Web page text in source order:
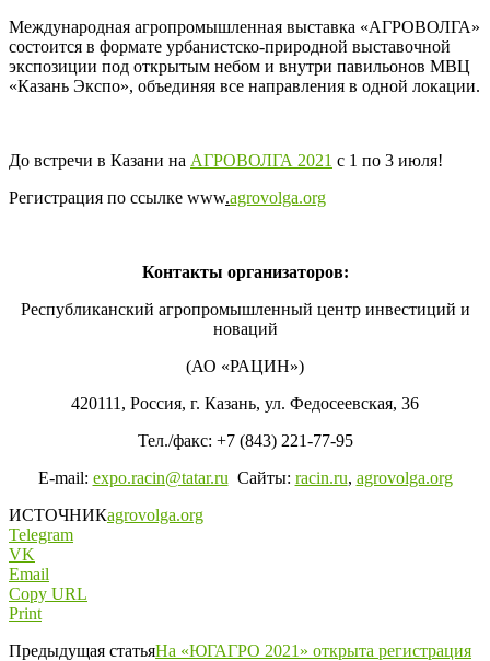
Международная агропромышленная выставка «АГРОВОЛГА»
состоится в формате урбанистско-природной выставочной
экспозиции под открытым небом и внутри павильонов МВЦ
«Казань Экспо», объединяя все направления в одной локации.
До встречи в Казани на АГРОВОЛГА 2021 с 1 по 3 июля!
Регистрация по ссылке www.agrovolga.org
Контакты организаторов:
Республиканский агропромышленный центр инвестиций и
новаций
(АО «РАЦИН»)
420111, Россия, г. Казань, ул. Федосеевская, 36
Тел./факс: +7 (843) 221-77-95
E-mail: expo.racin@tatar.ru Сайты: racin.ru, agrovolga.org
ИСТОЧНИКagrovolga.org
Telegram
VK
Email
Copy URL
Print
Предыдущая статьяНа «ЮГАГРО 2021» открыта регистрация